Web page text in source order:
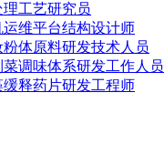
工艺研究员
维平台结构设计师
体原料研发技术人员
调味体系研发工作人员
释药片研发工程师